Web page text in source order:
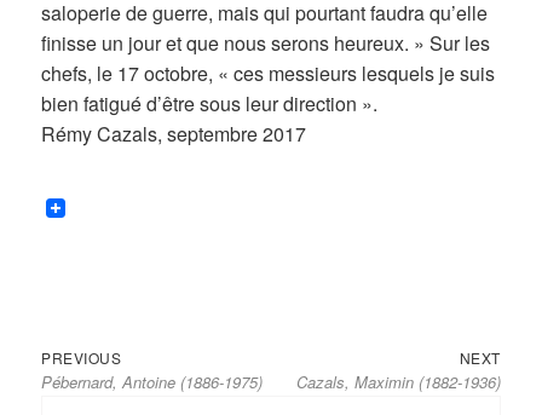
saloperie de guerre, mais qui pourtant faudra qu’elle
finisse un jour et que nous serons heureux. » Sur les
chefs, le 17 octobre, « ces messieurs lesquels je suis
bien fatigué d’être sous leur direction ».
Rémy Cazals, septembre 2017
Navigation
de
PREVIOUSPrevious
post:
Pébernard, Antoine (1886-1975)
NEXTNext
post:
Cazals, Maximin (1882-1936)